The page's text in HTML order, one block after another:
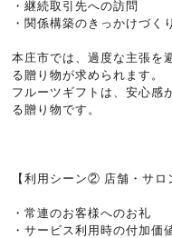
・継続取引先への訪問
・関係構築のきっかけづくり
本庄市では、過度な主張を
る贈り物が求められます。
フルーツギフトは、安心感
る贈り物です。
【利用シーン② 店舗・サロ
・常連のお客様へのお礼
・サービス利用時の付加価